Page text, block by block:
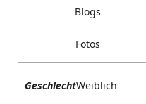
Blogs
Fotos
GeschlechtWeiblich